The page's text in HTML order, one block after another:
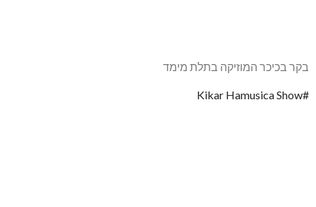
בקר בכיכר המוזיקה בתלת מימד
#Kikar Hamusica Show